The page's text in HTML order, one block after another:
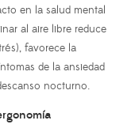
en la salud mental
al aire libre reduce
favorece la
de la ansiedad
nocturno.